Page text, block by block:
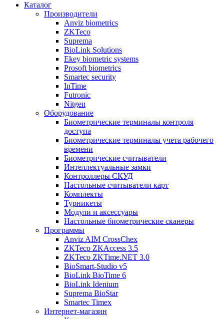
Каталог
Производители
Anviz biometrics
ZKTeco
Suprema
BioLink Solutions
Ekey biometric systems
Prosoft biometrics
Smartec security
InTime
Futronic
Nitgen
Оборудование
Биометрические терминалы контроля
доступа
Биометрические терминалы учета рабочего
времени
Биометрические считыватели
Интеллектуальные замки
Контроллеры СКУД
Настольные считыватели карт
Комплекты
Турникеты
Модули и аксессуары
Настольные биометрические сканеры
Программы
Anviz AIM CrossChex
ZKTeco ZKAccess 3.5
ZKTeco ZKTime.NET 3.0
BioSmart-Studio v5
BioLink BioTime 6
BioLink Idenium
Suprema BioStar
Smartec Timex
Интернет-магазин